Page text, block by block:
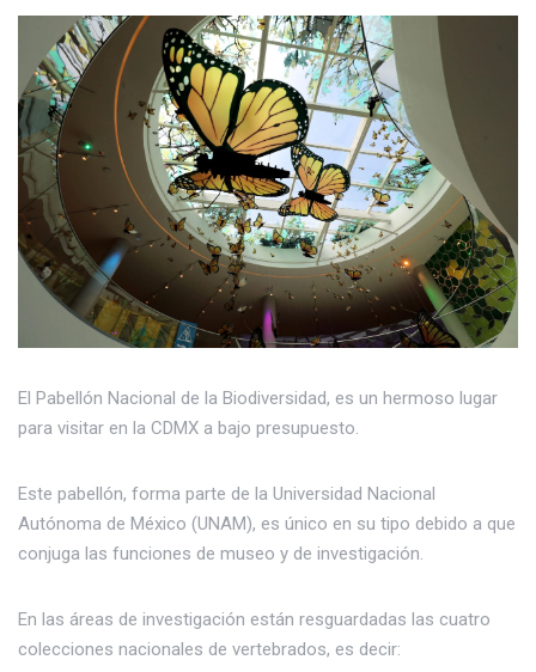
El Pabellón Nacional de la Biodiversidad, es un hermoso lugar
para visitar en la CDMX a bajo presupuesto.
Este pabellón, forma parte de la Universidad Nacional
Autónoma de México (UNAM), es único en su tipo debido a que
conjuga las funciones de museo y de investigación.
En las áreas de investigación están resguardadas las cuatro
colecciones nacionales de vertebrados, es decir: